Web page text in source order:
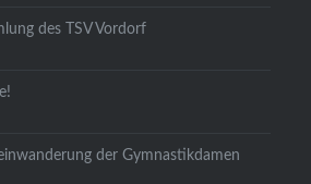
des TSV Vordorf
der Gymnastikdamen